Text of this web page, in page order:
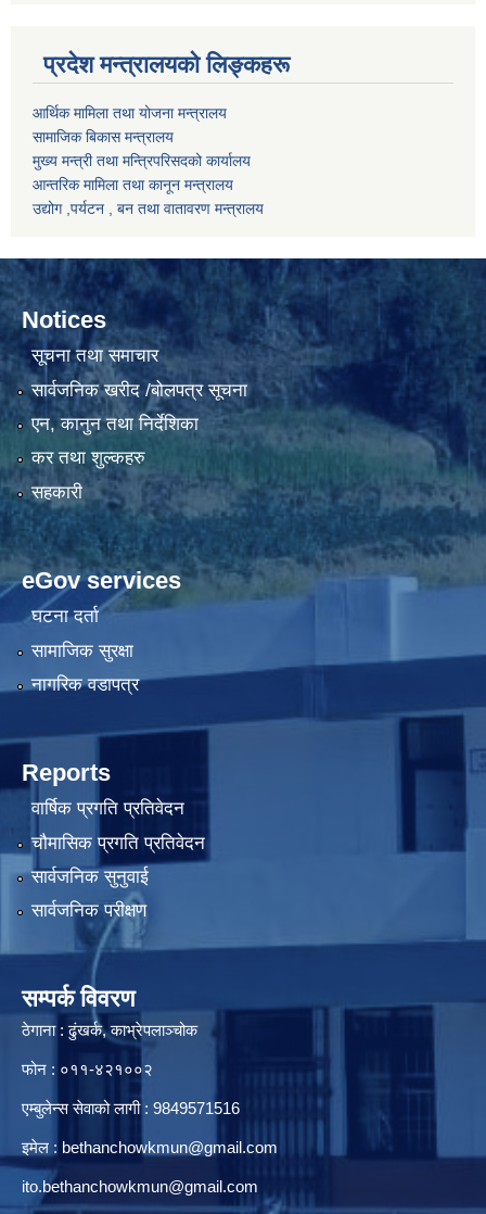
प्रदेश मन्त्रालयको लिङ्कहरू
आर्थिक मामिला तथा योजना मन्त्रालय
सामाजिक बिकास मन्त्रालय
मुख्य मन्त्री तथा मन्त्रिपरिसदको कार्यालय
आन्तरिक मामिला तथा कानून मन्त्रालय
उद्योग ,पर्यटन , बन तथा वातावरण मन्त्रालय
Notices
सूचना तथा समाचार
सार्वजनिक खरीद /बोलपत्र सूचना
एन, कानुन तथा निर्देशिका
कर तथा शुल्कहरु
सहकारी
eGov services
घटना दर्ता
सामाजिक सुरक्षा
नागरिक वडापत्र
Reports
वार्षिक प्रगति प्रतिवेदन
चौमासिक प्रगति प्रतिवेदन
सार्वजनिक सुनुवाई
सार्वजनिक परीक्षण
सम्पर्क विवरण
ठेगाना : ढुंखर्क, काभ्रेपलाञ्चोक
फोन : ०११-४२१००२
एम्बुलेन्स सेवाको लागी : 9849571516
इमेल : bethanchowkmun@gmail.com
ito.bethanchowkmun@gmail.com